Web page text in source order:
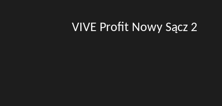
VIVE Profit Nowy Sącz 2